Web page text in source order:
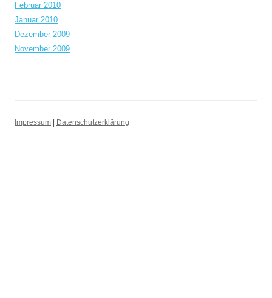
Februar 2010
Januar 2010
Dezember 2009
November 2009
Impressum Datenschutzerklärung